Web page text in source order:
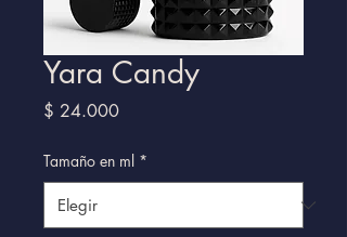
Yara Candy
$ 24.000Precio
Tamaño en ml *